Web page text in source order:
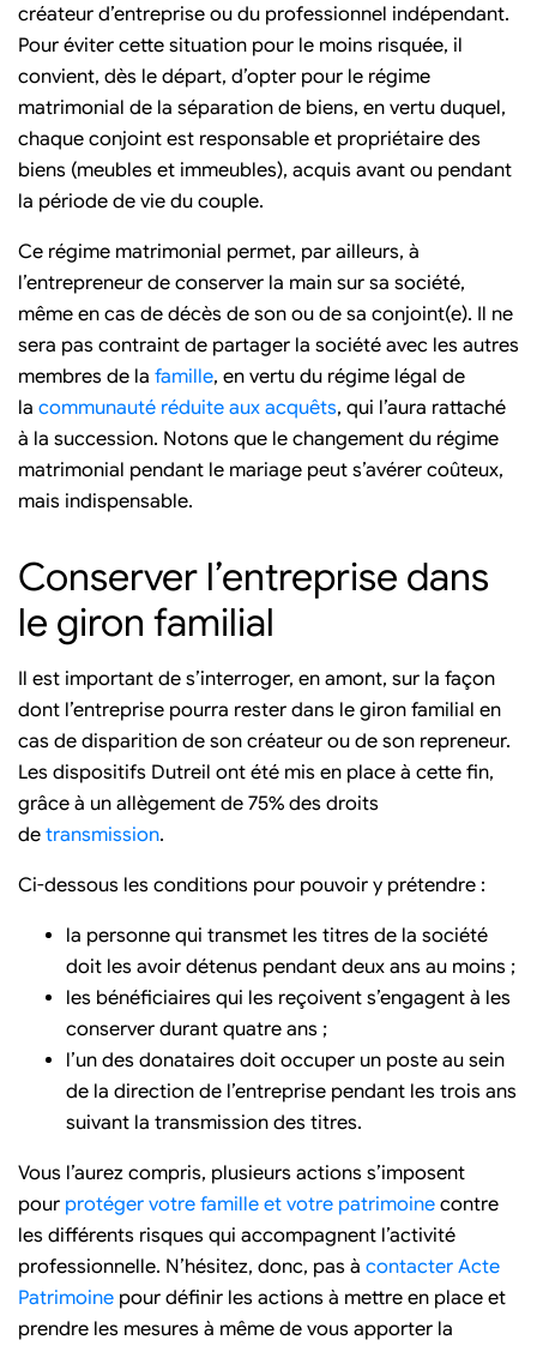
créateur d’entreprise ou du professionnel indépendant.
Pour éviter cette situation pour le moins risquée, il
convient, dès le départ, d’opter pour le régime
matrimonial de la séparation de biens, en vertu duquel,
chaque conjoint est responsable et propriétaire des
biens (meubles et immeubles), acquis avant ou pendant
la période de vie du couple.
Ce régime matrimonial permet, par ailleurs, à
l’entrepreneur de conserver la main sur sa société,
même en cas de décès de son ou de sa conjoint(e). Il ne
sera pas contraint de partager la société avec les autres
membres de la famille, en vertu du régime légal de
la communauté réduite aux acquêts, qui l’aura rattaché
à la succession. Notons que le changement du régime
matrimonial pendant le mariage peut s’avérer coûteux,
mais indispensable.
Conserver l’entreprise dans
le giron familial
Il est important de s’interroger, en amont, sur la façon
dont l’entreprise pourra rester dans le giron familial en
cas de disparition de son créateur ou de son repreneur.
Les dispositifs Dutreil ont été mis en place à cette fin,
grâce à un allègement de 75% des droits
de transmission.
Ci-dessous les conditions pour pouvoir y prétendre :
la personne qui transmet les titres de la société
doit les avoir détenus pendant deux ans au moins ;
les bénéficiaires qui les reçoivent s’engagent à les
conserver durant quatre ans ;
l’un des donataires doit occuper un poste au sein
de la direction de l’entreprise pendant les trois ans
suivant la transmission des titres.
Vous l’aurez compris, plusieurs actions s’imposent
pour protéger votre famille et votre patrimoine contre
les différents risques qui accompagnent l’activité
professionnelle. N’hésitez, donc, pas à contacter Acte
Patrimoine pour définir les actions à mettre en place et
prendre les mesures à même de vous apporter la